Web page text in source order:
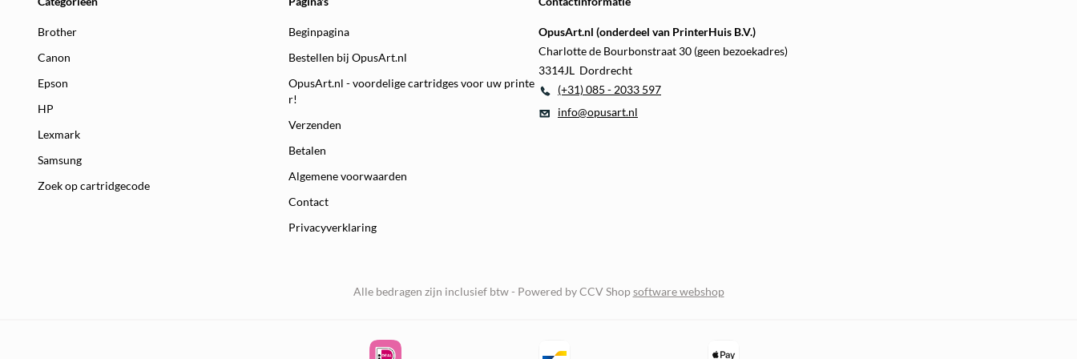
Brother
Canon
Epson
HP
Lexmark
Samsung
Zoek op cartridgecode
Beginpagina
Bestellen bij OpusArt.nl
OpusArt.nl - voordelige cartridges voor uw printe
r!
Verzenden
Betalen
Algemene voorwaarden
Contact
Privacyverklaring
OpusArt.nl (onderdeel van PrinterHuis B.V.)
Charlotte de Bourbonstraat 30 (geen bezoekadres)
3314JL Dordrecht
(+31) 085 - 2033 597
info@opusart.nl
Alle bedragen zijn inclusief btw - Powered by CCV Shopsoftware webshop